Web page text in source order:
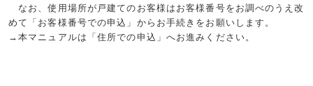
なお、使用場所が戸建てのお客様はお客様番号をお調べのうえ改
めて「お客様番号での申込」からお手続きをお願いします。
→本マニュアルは「住所での申込」へお進みください。